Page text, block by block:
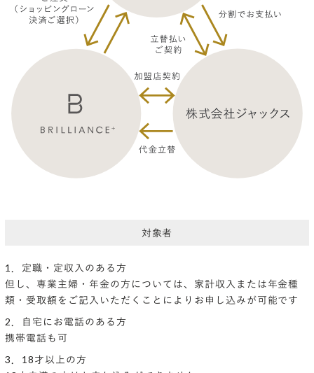
対象者
1．定職・定収入のある方
但し、専業主婦・年金の方については、家計収入または年金種
類・受取額をご記入いただくことによりお申し込みが可能です
2．自宅にお電話のある方
携帯電話も可
3．18才以上の方